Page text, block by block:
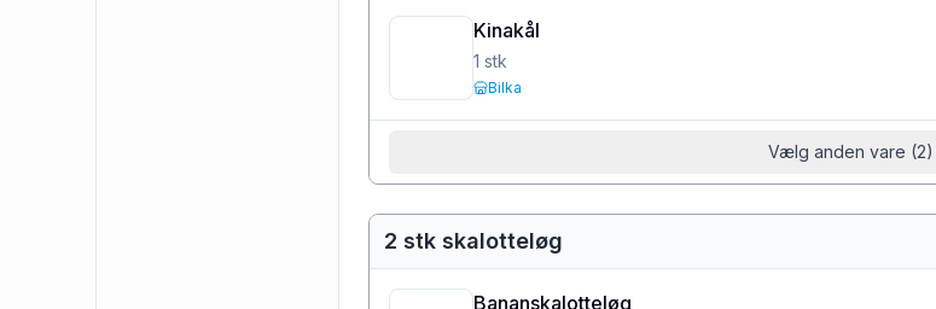
Kinakål
1 stk
Bilka
Vælg anden vare (2)
2 stk skalotteløg
Bananskalotteløg